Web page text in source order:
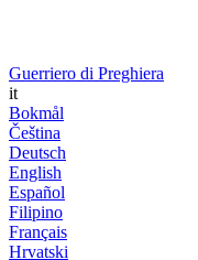
Guerriero di Preghiera
it
Bokmål
Čeština
Deutsch
English
Español
Filipino
Français
Hrvatski